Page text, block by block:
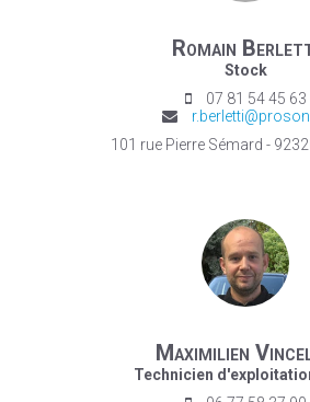
Romain
Stock
07 81 54 45 63
101 rue Pierre Sémard -
Maximilien
Technicien